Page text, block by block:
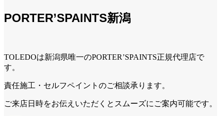
PORTER’SPAINTS新潟
TOLEDOは新潟県唯一のPORTER’SPAINTS正規代理店で
す。
責任施工・セルフペイントのご相談承ります。
ご来店日時をお伝えいただくとスムーズにご案内可能です。